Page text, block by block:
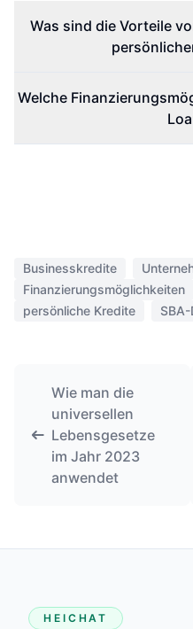
Was sind die Vorteile
Welche
Businesskredite
Finanzierungsmöglichkeiten
persönliche Kredite
Wie man die
universellen
Lebensgesetze
im Jahr 2023
anwendet
HEICHAT